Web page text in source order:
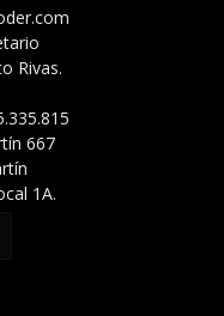
Rivas.
667
1A.